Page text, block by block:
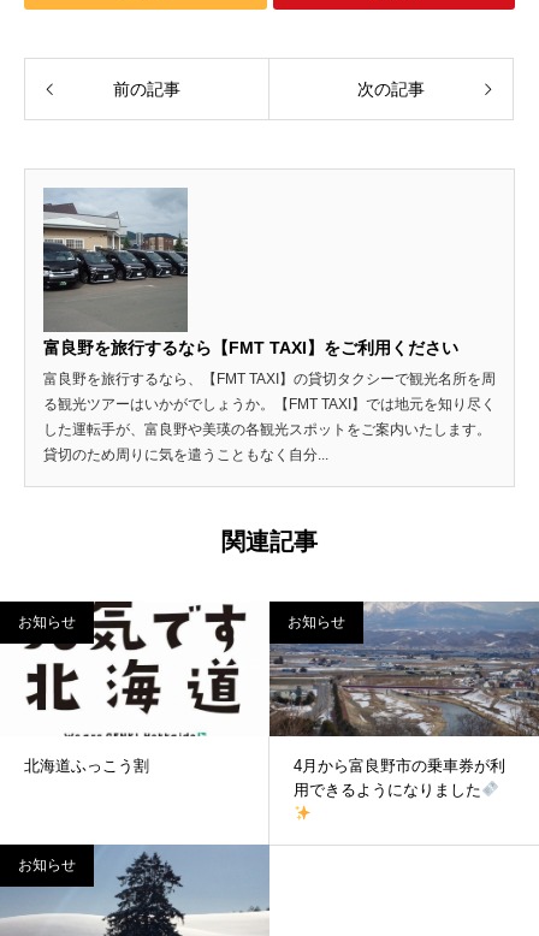
前の記事 次の記事
富良野を旅行するなら【FMT TAXI】をご利用ください
富良野を旅行するなら、【FMT TAXI】の貸切タクシーで観光名所を周
る観光ツアーはいかがでしょうか。【FMT TAXI】では地元を知り尽く
した運転手が、富良野や美瑛の各観光スポットをご案内いたします。
貸切のため周りに気を遣うこともなく自分...
関連記事
お知らせ
北海道ふっこう割
お知らせ
4月から富良野市の乗車券が利
用できるようになりました
お知らせ